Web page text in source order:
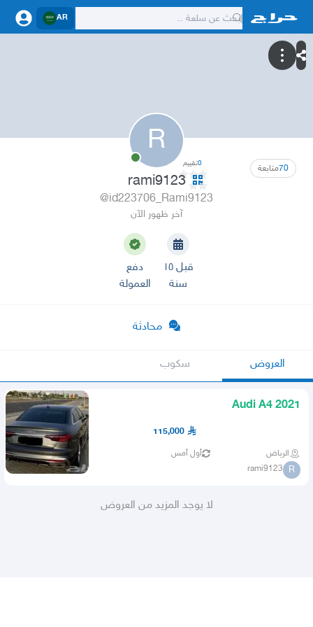
AR
R
70متابعة 0تقييم
rami9123
@id223706_Rami9123
آخر ظهور الآن
قبل ١٥
سنة
دفع
العمولة
محادثة
العروض سكوب
Audi A4 2021
115,000
الرياض أول أمس
R
rami9123
لا يوجد المزيد من العروض